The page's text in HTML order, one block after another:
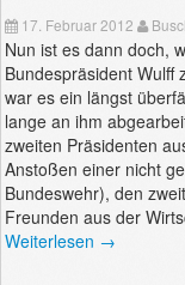
17. Februar 2012
Nun ist es dann doch,
Bundespräsident Wulff
war es ein längst
lange an ihm
zweiten Präsidenten
Anstoßen einer nicht
Bundeswehr), den
Freunden aus der
Weiterlesen →